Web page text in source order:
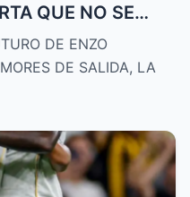
QUE NO SE
DE ENZO
DE SALIDA, LA